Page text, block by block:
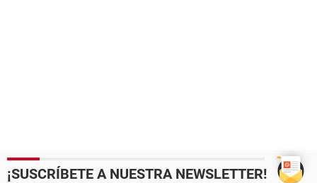
¡SUSCRÍBETE A NUESTRA NEWSLETTER!